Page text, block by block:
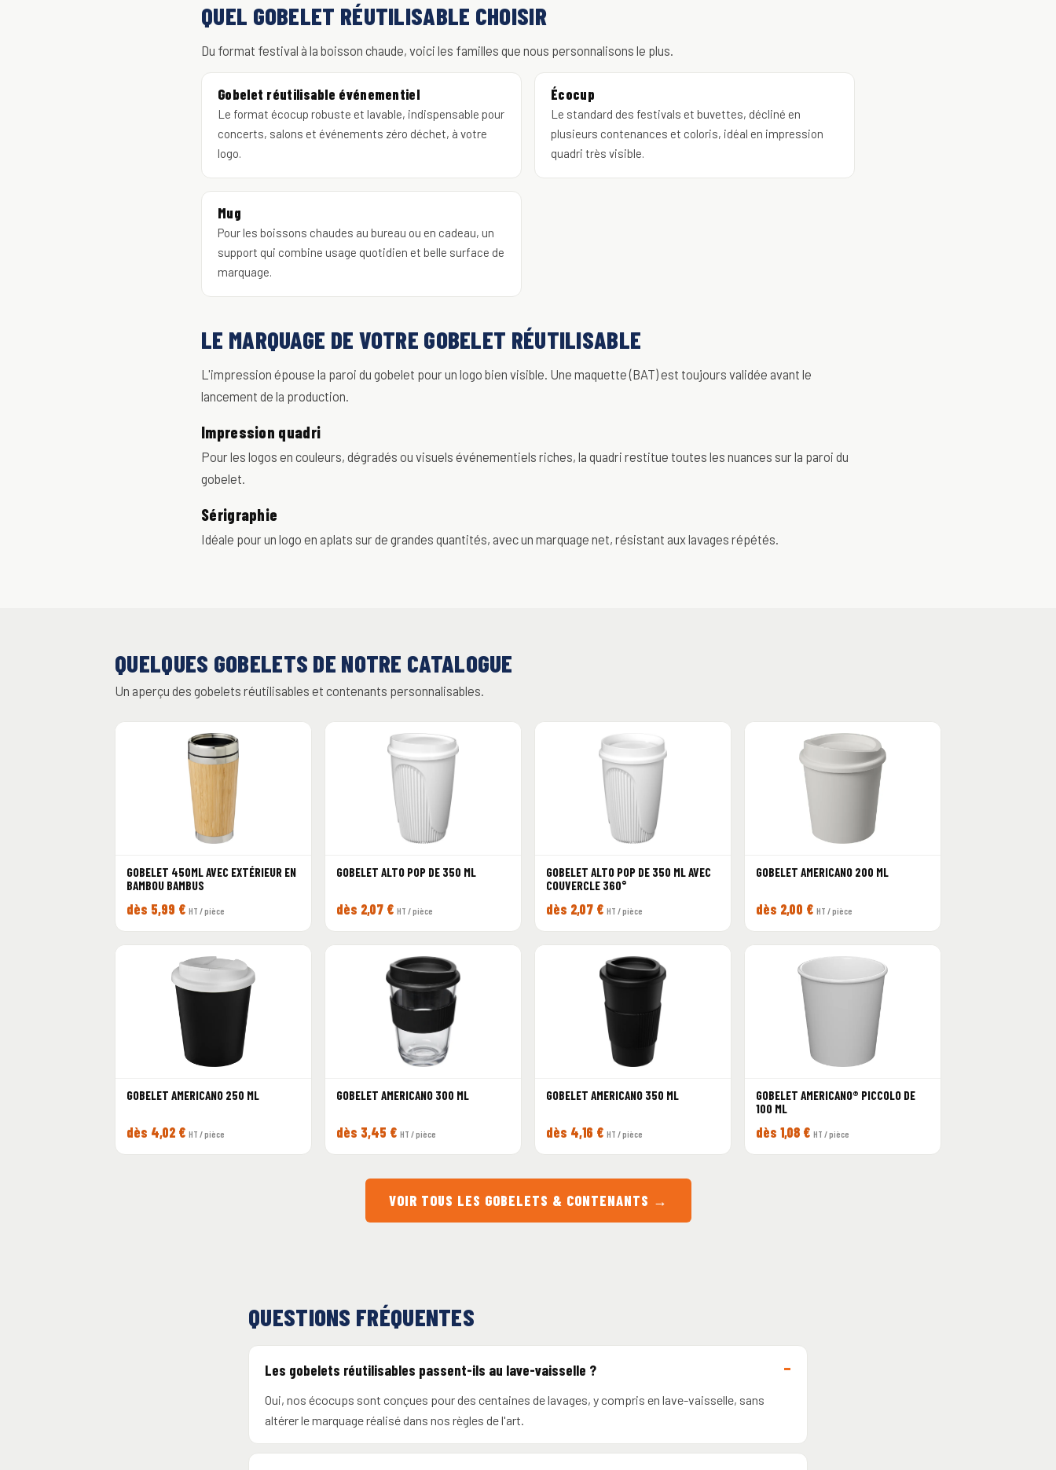
QUEL GOBELET RÉUTILISABLE CHOISIR
Du format festival à la boisson chaude, voici les familles que nous personnalisons le plus.
Gobelet réutilisable événementiel
Le format écocup robuste et lavable, indispensable pour
concerts, salons et événements zéro déchet, à votre
logo.
Écocup
Le standard des festivals et buvettes, décliné en
plusieurs contenances et coloris, idéal en impression
quadri très visible.
Mug
Pour les boissons chaudes au bureau ou en cadeau, un
support qui combine usage quotidien et belle surface de
marquage.
LE MARQUAGE DE VOTRE GOBELET RÉUTILISABLE
L'impression épouse la paroi du gobelet pour un logo bien visible. Une maquette (BAT) est toujours validée avant le
lancement de la production.
Impression quadri
Pour les logos en couleurs, dégradés ou visuels événementiels riches, la quadri restitue toutes les nuances sur la paroi du
gobelet.
Sérigraphie
Idéale pour un logo en aplats sur de grandes quantités, avec un marquage net, résistant aux lavages répétés.
QUELQUES GOBELETS DE NOTRE CATALOGUE
Un aperçu des gobelets réutilisables et contenants personnalisables.
GOBELET 450ML AVEC EXTÉRIEUR EN
BAMBOU BAMBUS
dès 5,99 € HT / pièce
GOBELET ALTO POP DE 350 ML
dès 2,07 € HT / pièce
GOBELET ALTO POP DE 350 ML AVEC
COUVERCLE 360°
dès 2,07 € HT / pièce
GOBELET AMERICANO 200 ML
dès 2,00 € HT / pièce
GOBELET AMERICANO 250 ML
dès 4,02 € HT / pièce
GOBELET AMERICANO 300 ML
dès 3,45 € HT / pièce
GOBELET AMERICANO 350 ML
dès 4,16 € HT / pièce
GOBELET AMERICANO® PICCOLO DE
100 ML
dès 1,08 € HT / pièce
VOIR TOUS LES GOBELETS & CONTENANTS →
QUESTIONS FRÉQUENTES
Les gobelets réutilisables passent-ils au lave-vaisselle ?
Oui, nos écocups sont conçues pour des centaines de lavages, y compris en lave-vaisselle, sans
altérer le marquage réalisé dans nos règles de l'art.